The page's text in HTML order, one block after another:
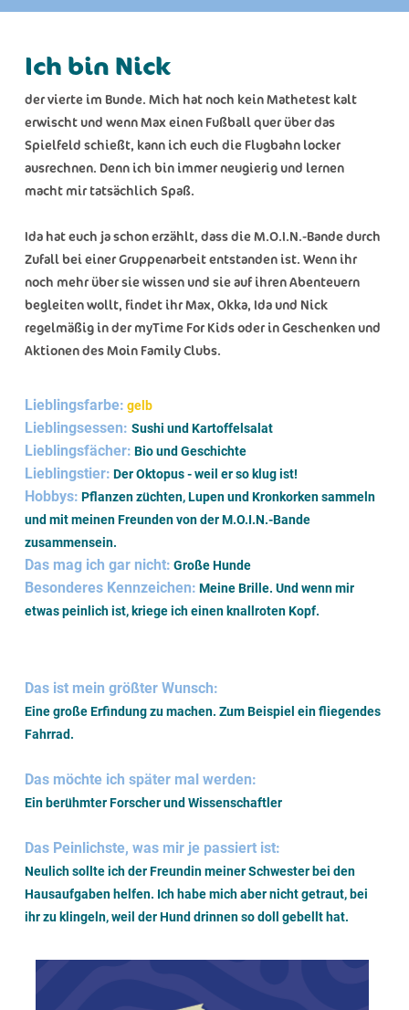
Ich bin Nick
der vierte im Bunde. Mich hat noch kein Mathetest kalt
erwischt und wenn Max einen Fußball quer über das
Spielfeld schießt, kann ich euch die Flugbahn locker
ausrechnen. Denn ich bin immer neugierig und lernen
macht mir tatsächlich Spaß.
Ida hat euch ja schon erzählt, dass die M.O.I.N.-Bande durch
Zufall bei einer Gruppenarbeit entstanden ist. Wenn ihr
noch mehr über sie wissen und sie auf ihren Abenteuern
begleiten wollt, findet ihr Max, Okka, Ida und Nick
regelmäßig in der myTime For Kids oder in Geschenken und
Aktionen des Moin Family Clubs.
Lieblingsfarbe: gelb
Lieblingsessen: Sushi und Kartoffelsalat
Lieblingsfächer: Bio und Geschichte
Lieblingstier: Der Oktopus - weil er so klug ist!
Hobbys: Pflanzen züchten, Lupen und Kronkorken sammeln
und mit meinen Freunden von der M.O.I.N.-Bande
zusammensein.
Das mag ich gar nicht: Große Hunde
Besonderes Kennzeichen: Meine Brille. Und wenn mir
etwas peinlich ist, kriege ich einen knallroten Kopf.
Das ist mein größter Wunsch:
Eine große Erfindung zu machen. Zum Beispiel ein fliegendes
Fahrrad.
Das möchte ich später mal werden:
Ein berühmter Forscher und Wissenschaftler
Das Peinlichste, was mir je passiert ist:
Neulich sollte ich der Freundin meiner Schwester bei den
Hausaufgaben helfen. Ich habe mich aber nicht getraut, bei
ihr zu klingeln, weil der Hund drinnen so doll gebellt hat.